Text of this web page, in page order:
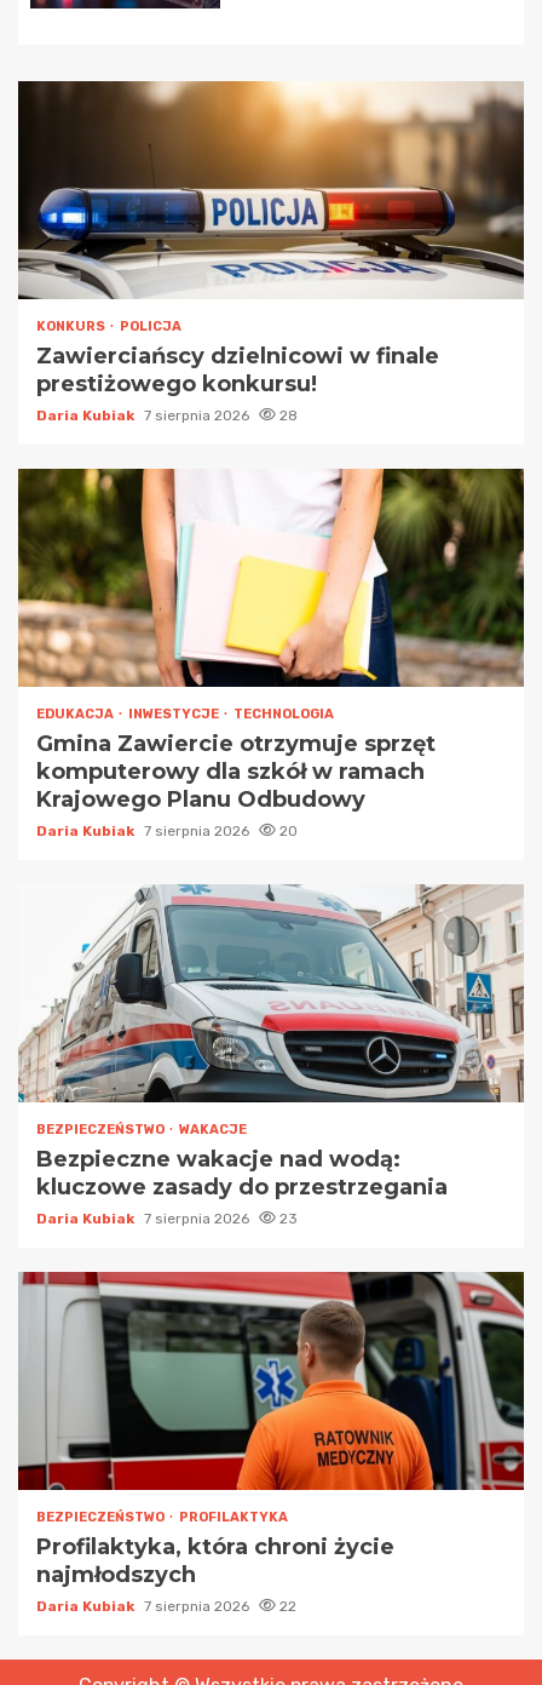
KONKURS POLICJA
Zawierciańscy dzielnicowi w finale
prestiżowego konkursu!
Daria Kubiak 7 sierpnia 2026 28
EDUKACJA INWESTYCJE TECHNOLOGIA
Gmina Zawiercie otrzymuje sprzęt
komputerowy dla szkół w ramach
Krajowego Planu Odbudowy
Daria Kubiak 7 sierpnia 2026 20
BEZPIECZEŃSTWO WAKACJE
Bezpieczne wakacje nad wodą:
kluczowe zasady do przestrzegania
Daria Kubiak 7 sierpnia 2026 23
BEZPIECZEŃSTWO PROFILAKTYKA
Profilaktyka, która chroni życie
najmłodszych
Daria Kubiak 7 sierpnia 2026 22